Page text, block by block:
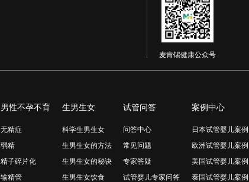
麦肯锡健康公众号
男性不孕不育
无精症
弱精
精子碎片化
输精管
生男生女
科学生男生女
生男生女的方法
生男生女的秘诀
生男生女饮食
试管问答
问答中心
常见问题
专家答疑
试管婴儿专家问答
案例中心
日本试管婴儿案例
欧洲试管婴儿案例
美国试管婴儿案例
泰国试管婴儿案例